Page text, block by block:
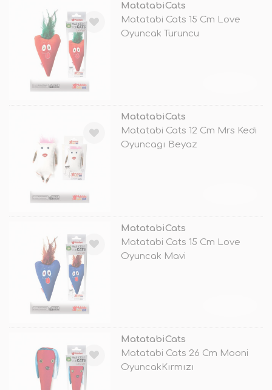
MatatabiCats
Matatabi Cats 15 Cm Love
Oyuncak Turuncu
MatatabiCats
Matatabi Cats 12 Cm Mrs Kedi
Oyuncagı Beyaz
MatatabiCats
Matatabi Cats 15 Cm Love
Oyuncak Mavi
MatatabiCats
Matatabi Cats 26 Cm Mooni
OyuncakKırmızı